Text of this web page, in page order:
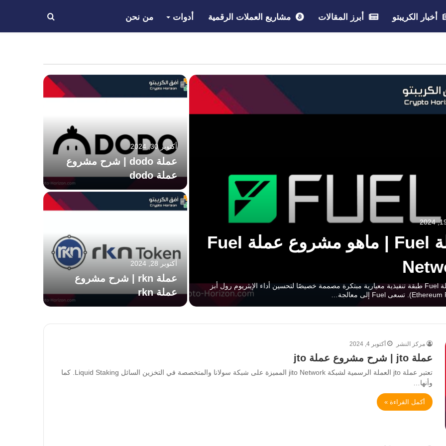
أخبار الكريبتو أبرز المقالات مشاريع العملات الرقمية أدوات من نحن بحث
عملة Fuel | ماهو مشروع عملة Fuel
تُعتبر عملة Fuel طبقة تنفيذية معيارية مبتكرة مصممة خصيصًا لتحسين أداء الإيثريوم رول أبز
أكتوبر 30, 2024
عملة dodo | شرح مشروع
عملة dodo
أكتوبر 28, 2024
عملة rkn | شرح مشروع
عملة rkn
مركز النشر أكتوبر 4, 2024
عملة jto | شرح مشروع عملة jto
تعتبر عملة jto العملة الرسمية لشبكة jito Network المميزة على شبكة سولانا والمتخصصة في التخزين السائل Liquid Staking. كما
وأنها…
أكمل القراءة »